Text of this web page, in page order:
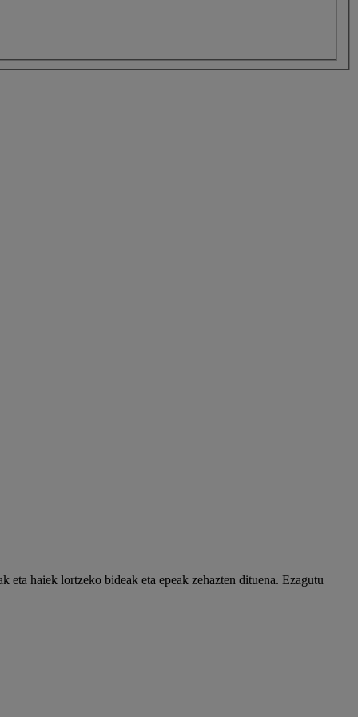
haiek lortzeko bideak eta epeak zehazten dituena. Ezagutu